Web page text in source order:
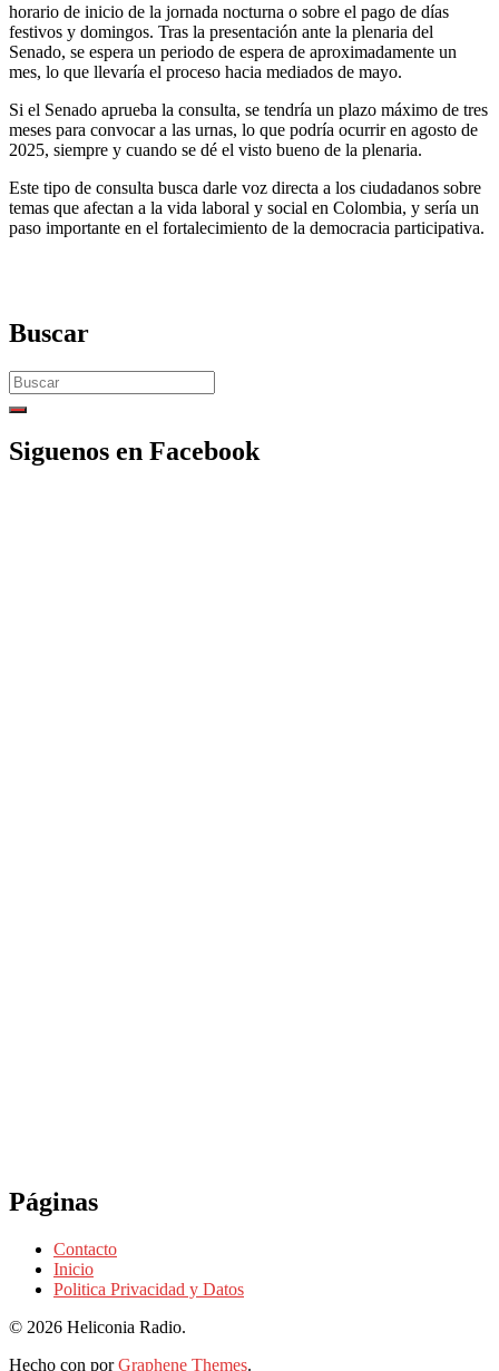
horario de inicio de la jornada nocturna o sobre el pago de días
festivos y domingos. Tras la presentación ante la plenaria del
Senado, se espera un periodo de espera de aproximadamente un
mes, lo que llevaría el proceso hacia mediados de mayo.
Si el Senado aprueba la consulta, se tendría un plazo máximo de tres
meses para convocar a las urnas, lo que podría ocurrir en agosto de
2025, siempre y cuando se dé el visto bueno de la plenaria.
Este tipo de consulta busca darle voz directa a los ciudadanos sobre
temas que afectan a la vida laboral y social en Colombia, y sería un
paso importante en el fortalecimiento de la democracia participativa.
Buscar
Search
for:
Siguenos en Facebook
Páginas
Contacto
Inicio
Politica Privacidad y Datos
© 2026 Heliconia Radio.
Hecho con porGraphene Themes.